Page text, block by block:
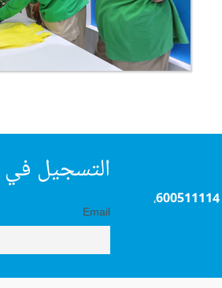
600511114،
التسجيل في
Email